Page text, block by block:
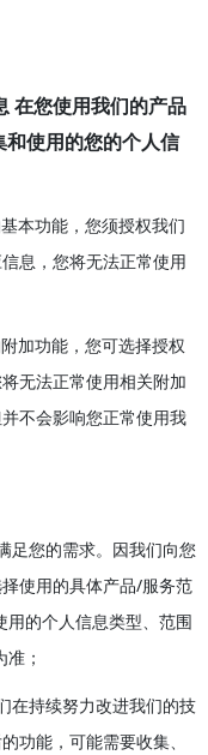
在您使用我们的产品
使用的您的个人信
本功能，您须授权我们
息，您将无法正常使用
加功能，您可选择授权
无法正常使用相关附加
不会影响您正常使用我
足您的需求。因我们向您
使用的具体产品/服务范
的个人信息类型、范围
；
在持续努力改进我们的技
功能，可能需要收集、